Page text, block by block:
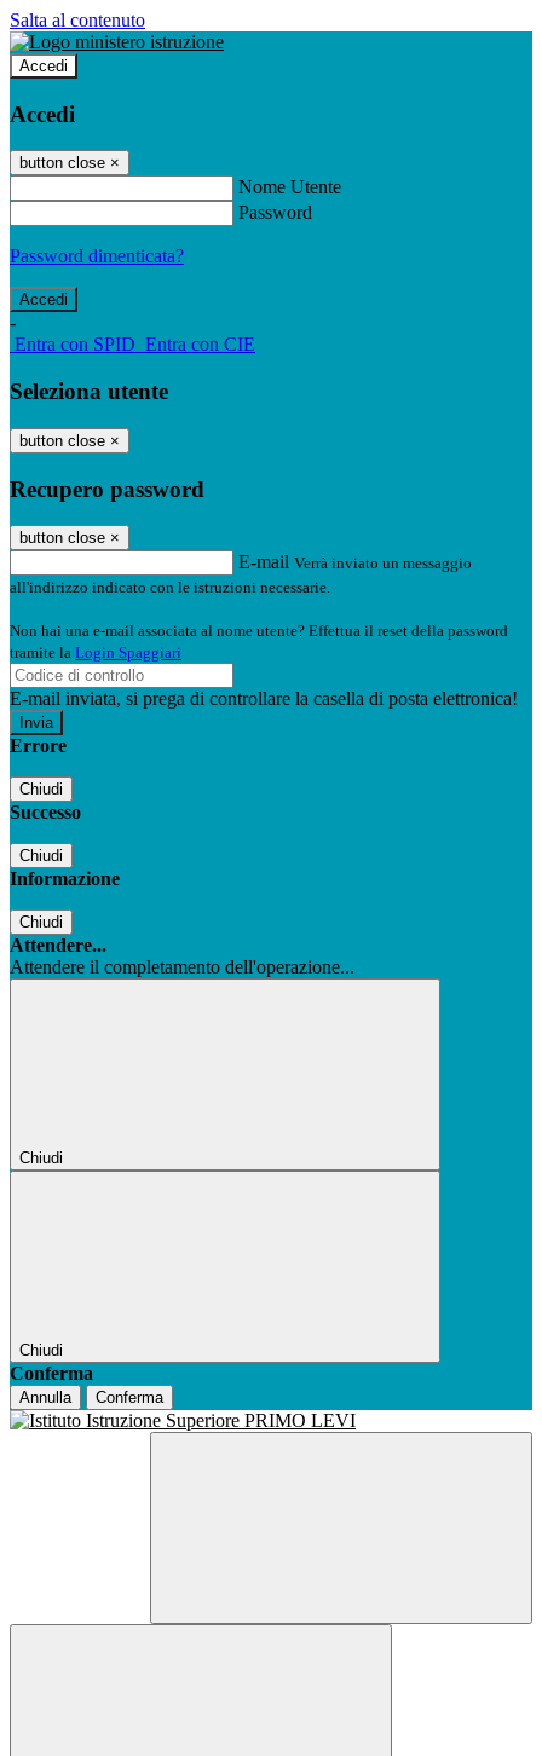
Salta al contenuto
Accedi
Accedi
button close ×
Nome Utente
Password
Password dimenticata?
-
Entra con SPID Entra con CIE
Seleziona utente
button close ×
Recupero password
button close ×
E-mail Verrà inviato un messaggio
all'indirizzo indicato con le istruzioni necessarie.
Non hai una e-mail associata al nome utente? Effettua il reset della password
tramite la Login Spaggiari
E-mail inviata, si prega di controllare la casella di posta elettronica!
Errore
Chiudi
Successo
Chiudi
Informazione
Chiudi
Attendere...
Attendere il completamento dell'operazione...
Chiudi
Chiudi
Conferma
Annulla Conferma